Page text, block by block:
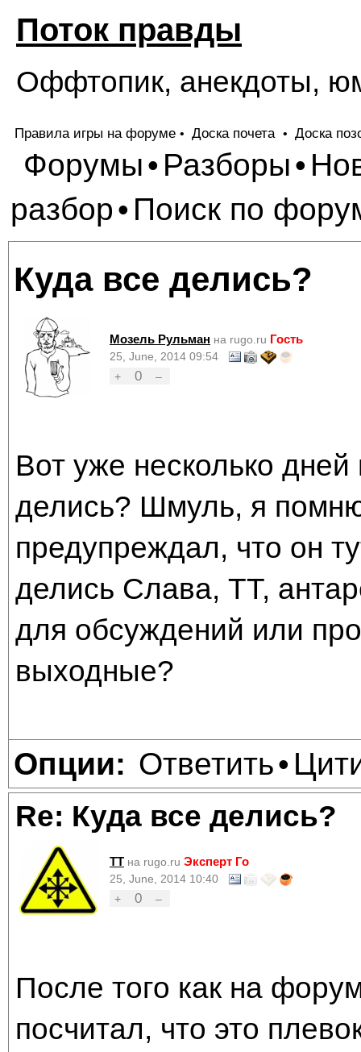
Поток правды
Оффтопик, анекдоты,
Правила игры на форуме • Доска почета • Доска
Форумы• Разборы•
разбор• Поиск по
Куда все делись?
Мозель Рульман на rugo.ru Гость
25, June, 2014 09:54
+
0 –
Вот уже несколько
делись? Шмуль, я
предупреждал, что он
делись Слава, ТТ,
для обсуждений или
выходные?
Опции: Ответить•
Re: Куда все делись?
TT на rugo.ru Эксперт Го
25, June, 2014 10:40
+
0 –
После того как на
посчитал, что это